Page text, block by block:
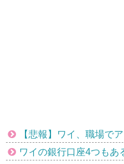
【悲報】ワイ、職場で
ワイの銀行口座4つもあ